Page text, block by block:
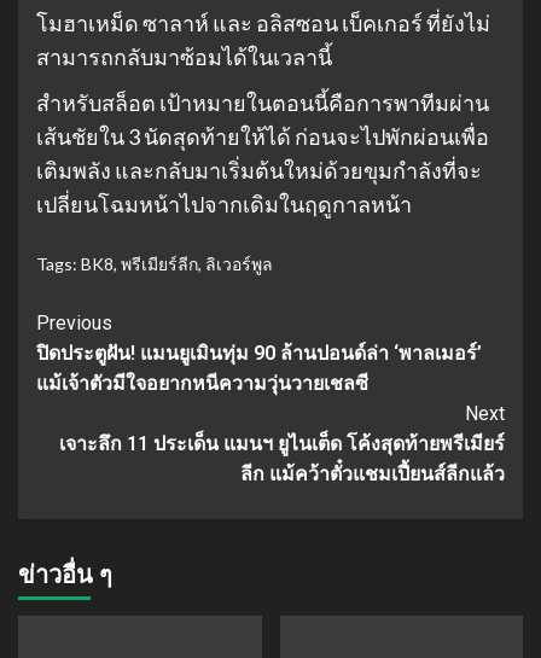
โมฮาเหม็ด ซาลาห์ และ อลิสซอน เบ็คเกอร์ ที่ยังไม่
สามารถกลับมาซ้อมได้ในเวลานี้
สำหรับสล็อต เป้าหมายในตอนนี้คือการพาทีมผ่าน
เส้นชัยใน 3 นัดสุดท้ายให้ได้ ก่อนจะไปพักผ่อนเพื่อ
เติมพลัง และกลับมาเริ่มต้นใหม่ด้วยขุมกำลังที่จะ
เปลี่ยนโฉมหน้าไปจากเดิมในฤดูกาลหน้า
Tags: BK8, พรีเมียร์ลีก, ลิเวอร์พูล
Continue
Reading
Previous
ปิดประตูฝัน! แมนยูเมินทุ่ม 90 ล้านปอนด์ล่า ‘พาลเมอร์’
แม้เจ้าตัวมีใจอยากหนีความวุ่นวายเชลซี
Next
เจาะลึก 11 ประเด็น แมนฯ ยูไนเต็ด โค้งสุดท้ายพรีเมียร์
ลีก แม้คว้าตั๋วแชมเปี้ยนส์ลีกแล้ว
ข่าวอื่น ๆ